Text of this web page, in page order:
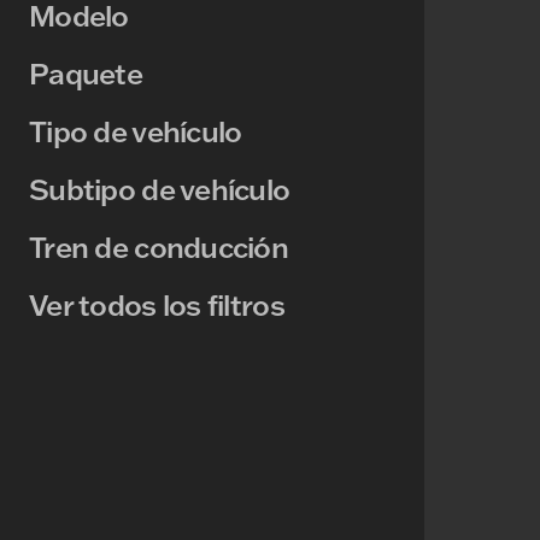
Modelo
Paquete
Tipo de vehículo
Subtipo de vehículo
Tren de conducción
Ver todos los filtros